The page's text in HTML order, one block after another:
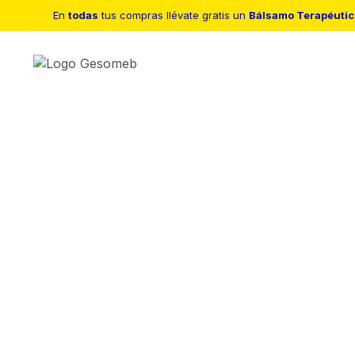
En todas tus compras llévate gratis un Bálsamo